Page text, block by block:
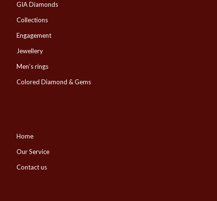
GIA Diamonds
Collections
Engagement
Jewellery
Men’s rings
Colored Diamond & Gems
Home
Our Service
Contact us